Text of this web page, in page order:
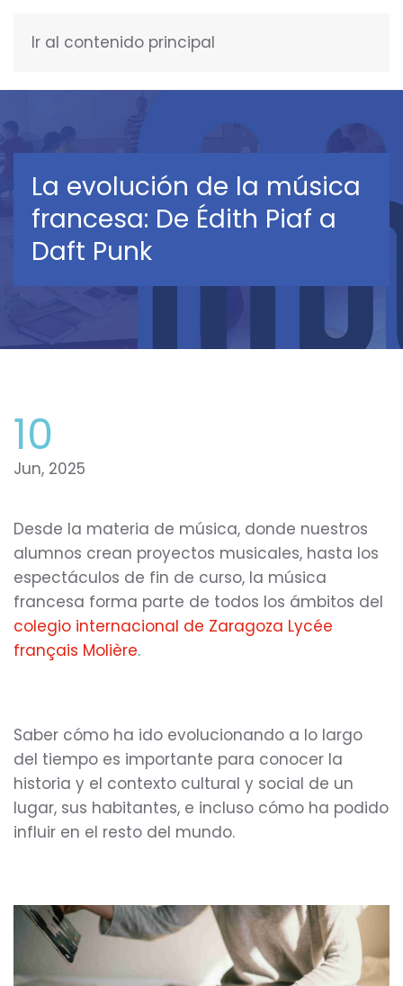
Ir al contenido principal
La evolución de la música
francesa: De Édith Piaf a
Daft Punk
10
Jun, 2025
Desde la materia de música, donde nuestros
alumnos crean proyectos musicales, hasta los
espectáculos de fin de curso, la música
francesa forma parte de todos los ámbitos del
colegio internacional de Zaragoza Lycée
français Molière.
Saber cómo ha ido evolucionando a lo largo
del tiempo es importante para conocer la
historia y el contexto cultural y social de un
lugar, sus habitantes, e incluso cómo ha podido
influir en el resto del mundo.